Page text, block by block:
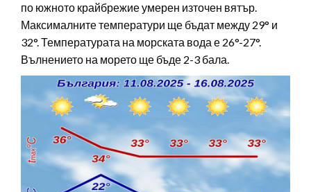
по южното крайбрежие умерен източен вятър.
Максималните температури ще бъдат между 29° и
32°. Температурата на морската вода е 26°-27°.
Вълнението на морето ще бъде 2-3 бала.